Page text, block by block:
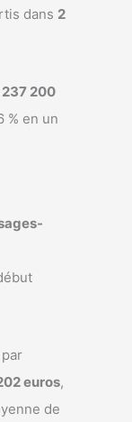
dans 2
237 200
% en un
euros,
de